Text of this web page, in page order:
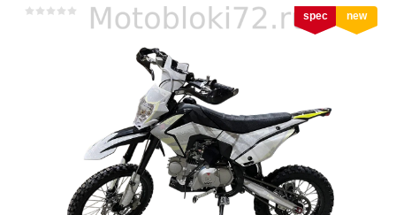
spec new